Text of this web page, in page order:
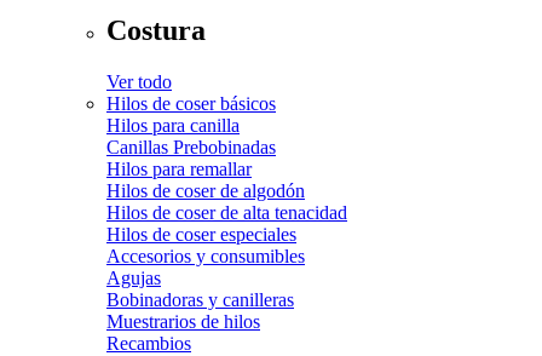
Costura
Ver todo
Hilos de coser básicos
Hilos para canilla
Canillas Prebobinadas
Hilos para remallar
Hilos de coser de algodón
Hilos de coser de alta tenacidad
Hilos de coser especiales
Accesorios y consumibles
Agujas
Bobinadoras y canilleras
Muestrarios de hilos
Recambios